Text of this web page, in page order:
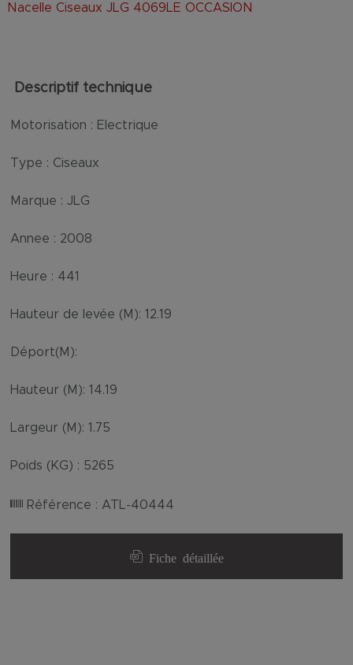
Nacelle Ciseaux JLG 4069LE OCCASION
Descriptif technique
Motorisation : Electrique
Type : Ciseaux
Marque : JLG
Annee : 2008
Heure : 441
Hauteur de levée (M): 12.19
Déport(M):
Hauteur (M): 14.19
Largeur (M): 1.75
Poids (KG) : 5265
Référence : ATL-40444
Fiche détaillée